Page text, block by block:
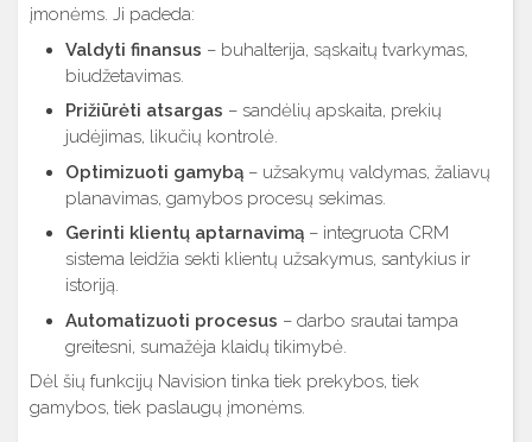
įmonėms. Ji padeda:
Valdyti finansus – buhalterija, sąskaitų tvarkymas,
biudžetavimas.
Prižiūrėti atsargas – sandėlių apskaita, prekių
judėjimas, likučių kontrolė.
Optimizuoti gamybą – užsakymų valdymas, žaliavų
planavimas, gamybos procesų sekimas.
Gerinti klientų aptarnavimą – integruota CRM
sistema leidžia sekti klientų užsakymus, santykius ir
istoriją.
Automatizuoti procesus – darbo srautai tampa
greitesni, sumažėja klaidų tikimybė.
Dėl šių funkcijų Navision tinka tiek prekybos, tiek
gamybos, tiek paslaugų įmonėms.